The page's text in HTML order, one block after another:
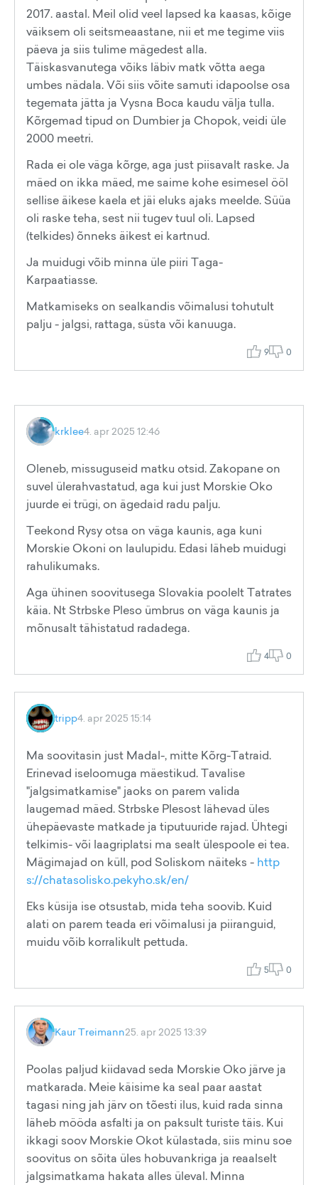
2017. aastal. Meil olid veel lapsed ka kaasas, kõige
väiksem oli seitsmeaastane, nii et me tegime viis
päeva ja siis tulime mägedest alla.
Täiskasvanutega võiks läbiv matk võtta aega
umbes nädala. Või siis võite samuti idapoolse osa
tegemata jätta ja Vysna Boca kaudu välja tulla.
Kõrgemad tipud on Dumbier ja Chopok, veidi üle
2000 meetri.
Rada ei ole väga kõrge, aga just piisavalt raske. Ja
mäed on ikka mäed, me saime kohe esimesel ööl
sellise äikese kaela et jäi eluks ajaks meelde. Süüa
oli raske teha, sest nii tugev tuul oli. Lapsed
(telkides) õnneks äikest ei kartnud.
Ja muidugi võib minna üle piiri Taga-
Karpaatiasse.
Matkamiseks on sealkandis võimalusi tohutult
palju - jalgsi, rattaga, süsta või kanuuga.
9 0
krklee4. apr 2025 12:46
Oleneb, missuguseid matku otsid. Zakopane on
suvel ülerahvastatud, aga kui just Morskie Oko
juurde ei trügi, on ägedaid radu palju.
Teekond Rysy otsa on väga kaunis, aga kuni
Morskie Okoni on laulupidu. Edasi läheb muidugi
rahulikumaks.
Aga ühinen soovitusega Slovakia poolelt Tatrates
käia. Nt Strbske Pleso ümbrus on väga kaunis ja
mõnusalt tähistatud radadega.
4 0
tripp4. apr 2025 15:14
Ma soovitasin just Madal-, mitte Kõrg-Tatraid.
Erinevad iseloomuga mäestikud. Tavalise
"jalgsimatkamise" jaoks on parem valida
laugemad mäed. Strbske Plesost lähevad üles
ühepäevaste matkade ja tiputuuride rajad. Ühtegi
telkimis- või laagriplatsi ma sealt ülespoole ei tea.
Mägimajad on küll, pod Soliskom näiteks - http
s://chatasolisko.pekyho.sk/en/
Eks küsija ise otsustab, mida teha soovib. Kuid
alati on parem teada eri võimalusi ja piiranguid,
muidu võib korralikult pettuda.
5 0
Kaur Treimann25. apr 2025 13:39
Poolas paljud kiidavad seda Morskie Oko järve ja
matkarada. Meie käisime ka seal paar aastat
tagasi ning jah järv on tõesti ilus, kuid rada sinna
läheb mööda asfalti ja on paksult turiste täis. Kui
ikkagi soov Morskie Okot külastada, siis minu soe
soovitus on sõita üles hobuvankriga ja reaalselt
jalgsimatkama hakata alles üleval. Minna